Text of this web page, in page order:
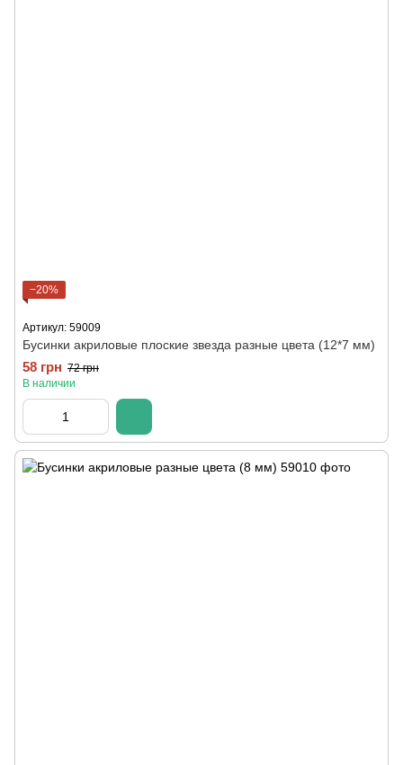
−20%
Артикул: 59009
Бусинки акриловые плоские звезда разные цвета (12*7 мм)
58 грн 72 грн
В наличии